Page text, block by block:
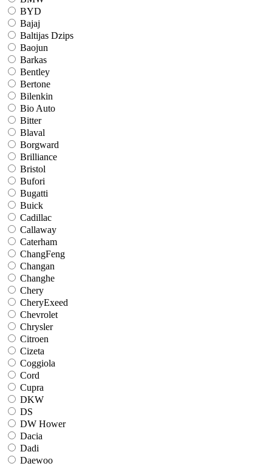
BYD
Bajaj
Baltijas Dzips
Baojun
Barkas
Bentley
Bertone
Bilenkin
Bio Auto
Bitter
Blaval
Borgward
Brilliance
Bristol
Bufori
Bugatti
Buick
Cadillac
Callaway
Caterham
ChangFeng
Changan
Changhe
Chery
CheryExeed
Chevrolet
Chrysler
Citroen
Cizeta
Coggiola
Cord
Cupra
DKW
DS
DW Hower
Dacia
Dadi
Daewoo